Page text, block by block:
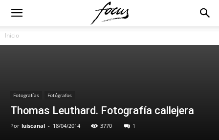
Inicio
Fotografías Fotógrafos
Thomas Leuthard. Fotografía callejera
Por luiscanal - 18/04/2014 3770 1